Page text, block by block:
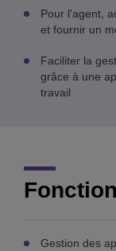
Pour l'agent,
et fournir un
Faciliter la
grâce à une
travail
Gestion des